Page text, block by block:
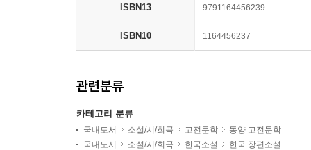
ISBN13 9791164456239
ISBN10 1164456237
관련분류
카테고리 분류
국내도서 소설/시/희곡 고전문학
동양 고전문학
국내도서
소설/시/희곡 한국소설 한국 장편소설